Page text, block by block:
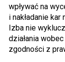
wpływać na
i nakładanie
Izba nie
działania
zgodności z